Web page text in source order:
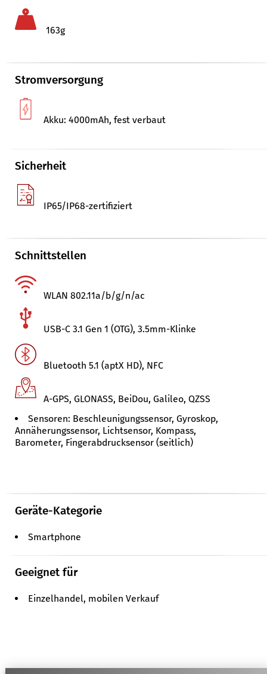
163g
Stromversorgung
Akku: 4000mAh, fest verbaut
Sicherheit
IP65/​IP68-zertifiziert
Schnittstellen
WLAN 802.11a/​b/​g/​n/​ac
USB-C 3.1 Gen 1 (OTG), 3.5mm-Klinke
Bluetooth 5.1 (aptX HD), NFC
A-GPS, GLONASS, BeiDou, Galileo, QZSS
Sensoren: Beschleunigungssensor, Gyroskop,
Annäherungssensor, Lichtsensor, Kompass,
Barometer, Fingerabdrucksensor (seitlich)
Geräte-Kategorie
Smartphone
Geeignet für
Einzelhandel, mobilen Verkauf